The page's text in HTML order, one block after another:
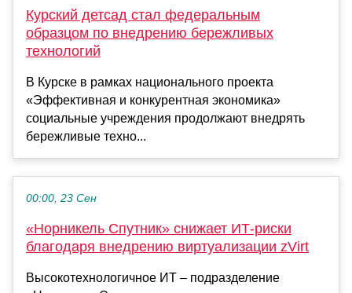
Курский детсад стал федеральным
образцом по внедрению бережливых
технологий
В Курске в рамках национального проекта
«Эффективная и конкурентная экономика»
социальные учреждения продолжают внедрять
бережливые техно...
00:00, 23 Сен
«Норникель Спутник» снижает ИТ-риски
благодаря внедрению виртуализации zVirt
Высокотехнологичное ИТ – подразделение